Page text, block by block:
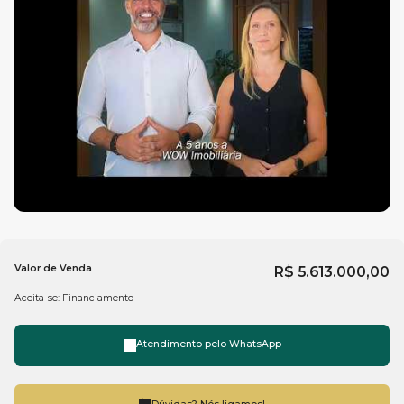
Sala de games
Salão de festas
Fale com a WOW imobiliária em Balneário Camboriú
R$ 5.613.000,00
Valor de Venda
Aceita-se: Financiamento
Atendimento pelo WhatsApp